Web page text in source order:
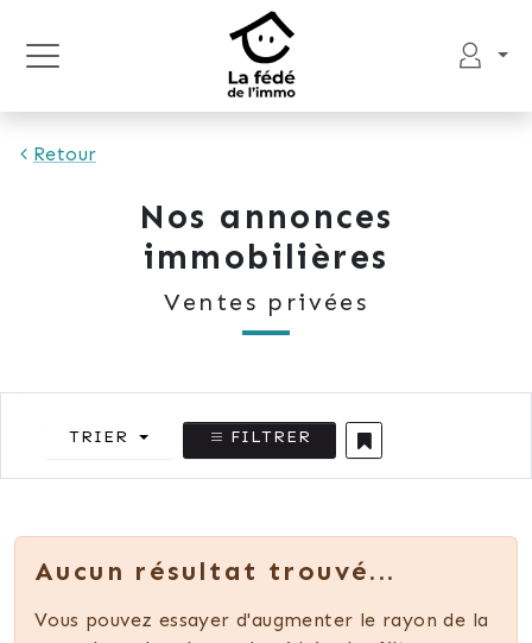
Retour
Nos annonces
immobilières
Ventes privées
TRIER FILTRER
Aucun résultat trouvé...
Vous pouvez essayer d'augmenter le rayon de la